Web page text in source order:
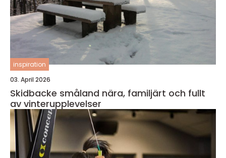
inspiration
03. April 2026
Skidbacke småland nära, familjärt och fullt
av vinterupplevelser